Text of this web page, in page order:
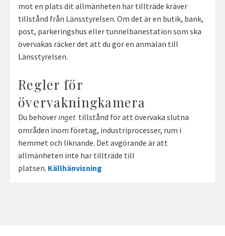
mot en plats dit allmänheten har tillträde kräver
tillstånd från Länsstyrelsen. Om det är en butik, bank,
post, parkeringshus eller tunnelbanestation som ska
övervakas räcker det att du gör en anmälan till
Länsstyrelsen.
Regler för
övervakningkamera
Du behöveringet tillstånd för att övervaka slutna
områden inom företag, industriprocesser, rum i
hemmet och liknande. Det avgörande är att
allmänheten inte har tillträde till
platsen. Källhänvisning